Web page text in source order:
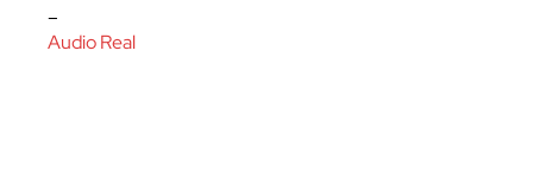
–
Audio Real